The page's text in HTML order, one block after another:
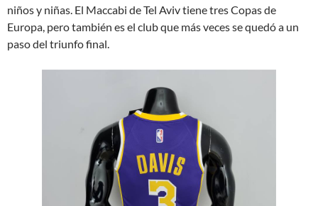
niños y niñas. El Maccabi de Tel Aviv tiene tres Copas de
Europa, pero también es el club que más veces se quedó a un
paso del triunfo final.